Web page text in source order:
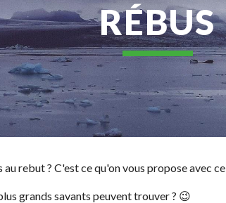
RÉBUS
rebut ? C'est ce qu'on vous propose avec
grands savants peuvent trouver ? 😉